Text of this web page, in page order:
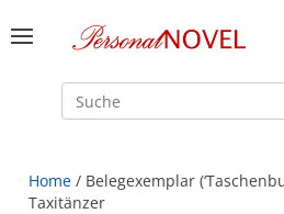
Suche
Home / Belegexemplar
Taxitänzer